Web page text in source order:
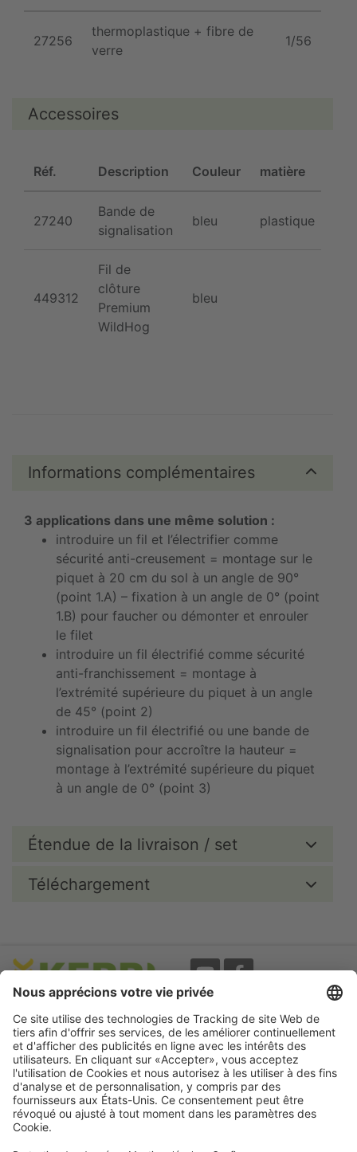
27256
thermoplastique + fibre de
verre
1/56
Accessoires
Réf. Description Couleur matière
27240
Bande de
signalisation
bleu plastique
449312
Fil de
clôture
Premium
WildHog
bleu
Informations complémentaires
3 applications dans une même solution :
introduire un fil et l’électrifier comme
sécurité anti-creusement = montage sur le
piquet à 20 cm du sol à un angle de 90°
(point 1.A) – fixation à un angle de 0° (point
1.B) pour faucher ou démonter et enrouler
le filet
introduire un fil électrifié comme sécurité
anti-franchissement = montage à
l’extrémité supérieure du piquet à un angle
de 45° (point 2)
introduire un fil électrifié ou une bande de
signalisation pour accroître la hauteur =
montage à l’extrémité supérieure du piquet
à un angle de 0° (point 3)
Étendue de la livraison / set
Téléchargement
Evènements
Newsletter
Termes d'utilisation
A propos
Mentions légales
CGV
Protection des données
Garantie
Déclaration
Cookie préferences